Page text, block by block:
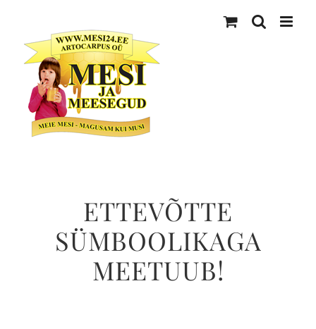
content
ETTEVÕTTE
SÜMBOOLIKAGA
MEETUUB!